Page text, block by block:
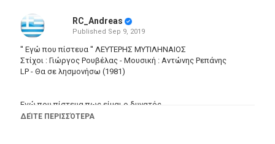
RC_Andreas
Published Sep 9, 2019
'' Εγώ που πίστευα '' ΛΕΥΤΕΡΗΣ ΜΥΤΙΛΗΝΑΙΟΣ
Στίχοι : Γιώργος Ρουβέλας - Μουσική : Αντώνης Ρεπάνης
LP - Θα σε λησμονήσω (1981)
Εγώ που πίστευα πως είμαι ο δυνατός
για μιά γυναίκα πως ποτέ δε θα δακρύσω
ΔΕΊΤΕ ΠΕΡΙΣΣΌΤΕΡΑ